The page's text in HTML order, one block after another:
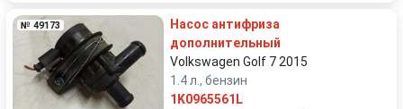
№ 49173
Насос антифриза
дополнительный
Volkswagen Golf 7 2015
1.4 л., бензин
1K0965561L